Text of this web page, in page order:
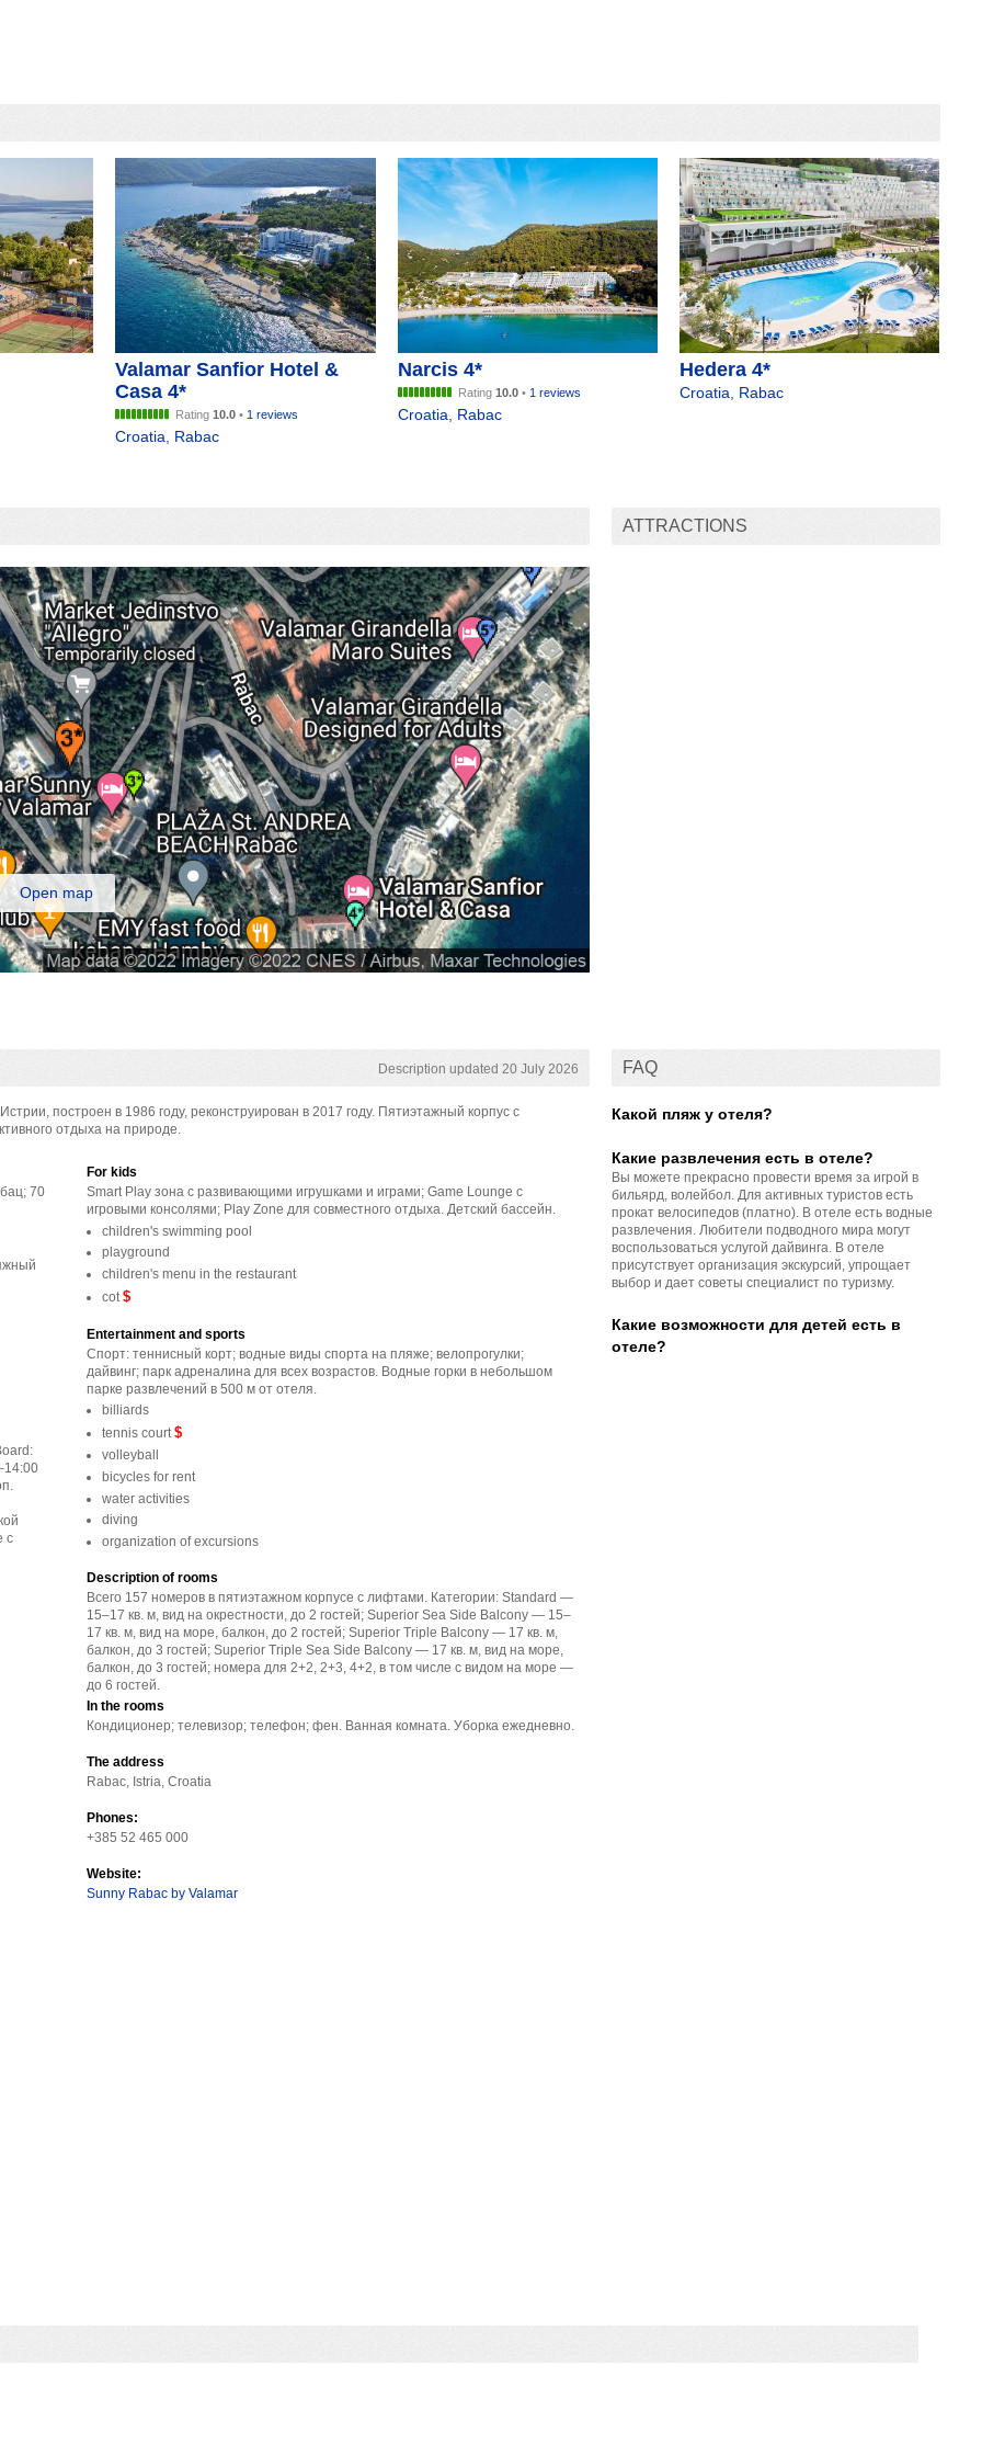
Valamar Sanfior Hotel &
Casa 4*
Rating10.0 • 1 reviews
Croatia Rabac
Narcis 4*
Rating 10.0• 1 reviews
Croatia Rabac
Hedera 4*
Croatia Rabac
Open map
ATTRACTIONS
Description updated 20 July 2026
построен в 1986 году, реконструирован в 2017 году. Пятиэтажный корпус с
отдыха на природе.
70
с
For kids
Smart Play зона с развивающими игрушками и играми; Game Lounge с
игровыми консолями; Play Zone для совместного отдыха. Детский бассейн.
children's swimming pool
playground
children's menu in the restaurant
cot $
Entertainment and sports
Спорт: теннисный корт; водные виды спорта на пляже; велопрогулки;
дайвинг; парк адреналина для всех возрастов. Водные горки в небольшом
парке развлечений в 500 м от отеля.
billiards
tennis court $
volleyball
bicycles for rent
water activities
diving
organization of excursions
Description of rooms
Всего 157 номеров в пятиэтажном корпусе с лифтами. Категории: Standard —
15–17 кв. м, вид на окрестности, до 2 гостей; Superior Sea Side Balcony — 15–
17 кв. м, вид на море, балкон, до 2 гостей; Superior Triple Balcony — 17 кв. м,
балкон, до 3 гостей; Superior Triple Sea Side Balcony — 17 кв. м, вид на море,
балкон, до 3 гостей; номера для 2+2, 2+3, 4+2, в том числе с видом на море —
до 6 гостей.
In the rooms
Кондиционер; телевизор; телефон; фен. Ванная комната. Уборка ежедневно.
The address
Rabac, Istria, Croatia
Phones:
+385 52 465 000
Website:
Sunny Rabac by Valamar
FAQ
Какой пляж у отеля?
Какие развлечения есть в отеле?
Вы можете прекрасно провести время за игрой в
бильярд, волейбол. Для активных туристов есть
прокат велосипедов (платно). В отеле есть водные
развлечения. Любители подводного мира могут
воспользоваться услугой дайвинга. В отеле
присутствует организация экскурсий, упрощает
выбор и дает советы специалист по туризму.
Какие возможности для детей есть в
отеле?